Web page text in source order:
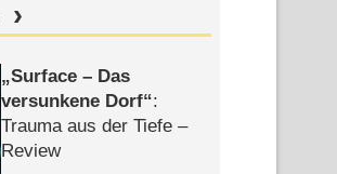
Surface – Das
versunkene Dorf :
Trauma aus der Tiefe –
Review